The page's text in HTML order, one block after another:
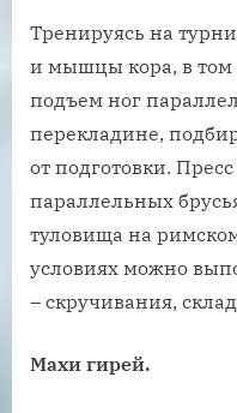
Тренируясь на
и мышцы кора, в том
подъем ног
перекладине,
от подготовки.
параллельных
туловища на
условиях можно
– скручивания,
Махи гирей.